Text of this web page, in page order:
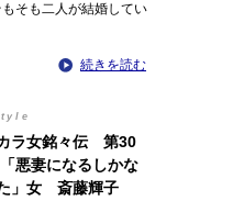
そも二人が結婚してい
続きを読む
ラ女銘々伝 第30
悪妻になるしかな
」女 斎藤輝子